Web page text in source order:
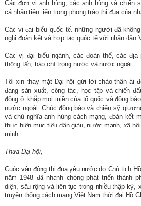
hội
TĐYN
quốc
Hoạt
động
Điển
hình
tiên
tiến
Phong
thi
đua
Chính
Các đơn vị anh hùng, các anh hùng và chiến
cá nhân tiên tiến trong phong trào thi đua của
Các vị đại biểu quốc tế, những người đã
nghị đoàn kết và hợp tác quốc tế với nhân dân
Các vị đại biểu ngành, các đoàn thể, các địa
thông tấn, báo chí trong nước và nước ngoài.
Tôi xin thay mặt Đại hội gửi lời chào thân ái
đang sản xuất, công tác, học tập và chiến
động ở khắp mọi miền của tổ quốc và đồng
nước ngoài. Chúc đồng bào và chiến sỹ
và chủ nghĩa anh hùng cách mạng, đoàn kết
thực hiện mục tiêu dân giàu, nước mạnh, xã
minh.
Thưa Đại hội,
Cuộc vận động thi đua yêu nước do Chủ tịch
năm 1948 đã nhanh chóng phát triển thành
diện, sâu rộng và liên tục trong nhiều thập kỷ,
truyền thống cách mạng Việt Nam thời đại Hồ